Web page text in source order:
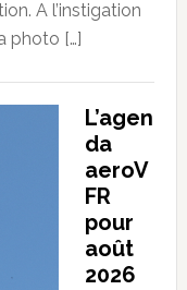
A l’instigation
photo […]
L’agen
da
aeroV
FR
pour
août
2026